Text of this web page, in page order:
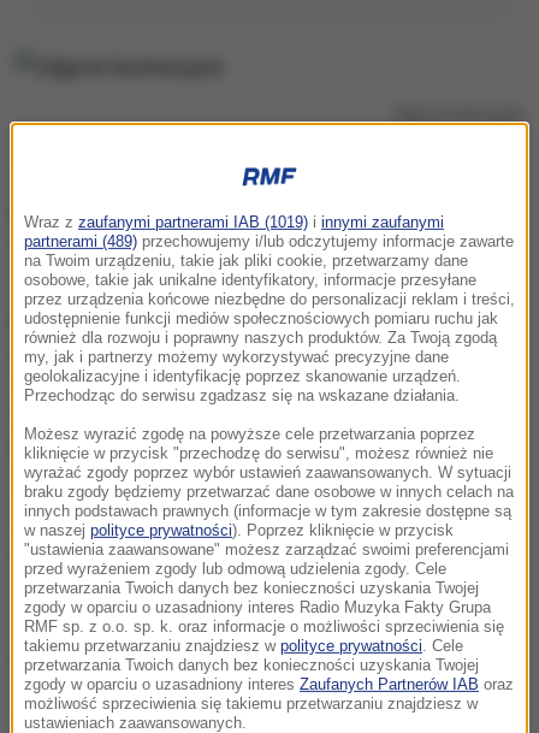
Jak poinformował Główny Inspektorat Sanitarny,
producent
suplementu diety "Tymianek i Podbiał"
firma Stella Nutrion Sp. z o.o. - poinformowała
swoich odbiorców o konieczności wycofania
produktu o numerze partii 31722. Datą minimalnej
trwałości produktu jest wrzesień 2024 roku.
Główny Inspektorat Sanitarny podaje, że
spożywać produktu wskazanej partii.
Na prośbę GIS została przygotowana ocena ryzyka
przez ekspertów z Narodowego Instytutu Zdrowia
Publicznego PZH - Państwowego Instytutu
Badawczego, zgodnie z którą spożycie produktu o
podanym numerze partii może stanowić ryzyko dla
zdrowia konsumentów- informuje GIS.
Wraz z zaufanymi partnerami IAB (1019) i innymi zaufanymi
partnerami (489) przechowujemy i/lub odczytujemy informacje zawarte
na Twoim urządzeniu, takie jak pliki cookie, przetwarzamy dane
osobowe, takie jak unikalne identyfikatory, informacje przesyłane
przez urządzenia końcowe niezbędne do personalizacji reklam i treści,
udostępnienie funkcji mediów społecznościowych pomiaru ruchu jak
również dla rozwoju i poprawny naszych produktów. Za Twoją zgodą
my, jak i partnerzy możemy wykorzystywać precyzyjne dane
geolokalizacyjne i identyfikację poprzez skanowanie urządzeń.
Przechodząc do serwisu zgadzasz się na wskazane działania.
Możesz wyrazić zgodę na powyższe cele przetwarzania poprzez
kliknięcie w przycisk "przechodzę do serwisu", możesz również nie
wyrażać zgody poprzez wybór ustawień zaawansowanych. W sytuacji
braku zgody będziemy przetwarzać dane osobowe w innych celach na
innych podstawach prawnych (informacje w tym zakresie dostępne są
w naszej polityce prywatności). Poprzez kliknięcie w przycisk
"ustawienia zaawansowane" możesz zarządzać swoimi preferencjami
przed wyrażeniem zgody lub odmową udzielenia zgody. Cele
przetwarzania Twoich danych bez konieczności uzyskania Twojej
zgody w oparciu o uzasadniony interes Radio Muzyka Fakty Grupa
RMF sp. z o.o. sp. k. oraz informacje o możliwości sprzeciwienia się
takiemu przetwarzaniu znajdziesz w polityce prywatności . Cele
przetwarzania Twoich danych bez konieczności uzyskania Twojej
zgody w oparciu o uzasadniony interes Zaufanych Partnerów IAB oraz
możliwość sprzeciwienia się takiemu przetwarzaniu znajdziesz w
ustawieniach zaawansowanych.